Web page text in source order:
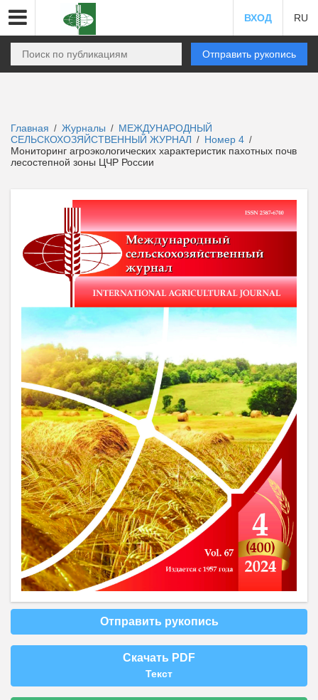
ВХОД RU
Отправить рукопись
Главная / Журналы / МЕЖДУНАРОДНЫЙ
СЕЛЬСКОХОЗЯЙСТВЕННЫЙ ЖУРНАЛ / Номер 4 /
Мониторинг агроэкологических характеристик пахотных почв
лесостепной зоны ЦЧР России
Отправить рукопись
Скачать PDF
Текст